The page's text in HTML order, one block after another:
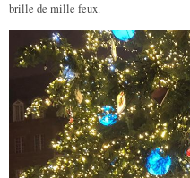
brille de mille feux.